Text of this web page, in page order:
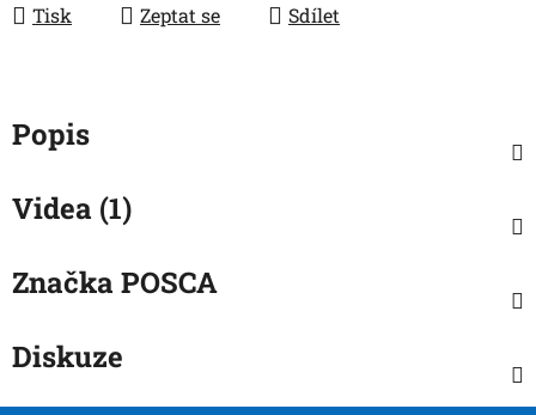
Tisk Zeptat se Sdílet
Popis
Videa (1)
Značka POSCA
Diskuze